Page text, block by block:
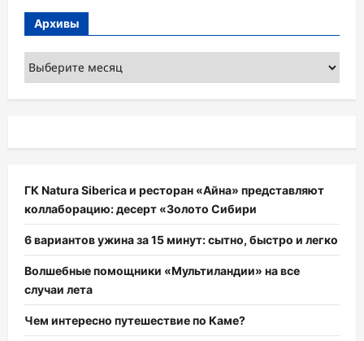
Архивы
Архивы
ГК Natura Siberica и ресторан «Айна» представляют
коллаборацию: десерт «Золото Сибири
6 вариантов ужина за 15 минут: сытно, быстро и легко
Волшебные помощники «Мультиландии» на все
случаи лета
Чем интересно путешествие по Каме?